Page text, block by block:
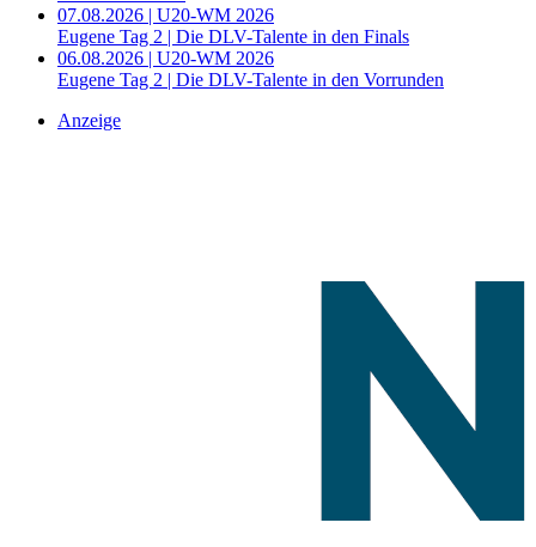
07.08.2026 | U20-WM 2026
Eugene Tag 2 | Die DLV-Talente in den Finals
06.08.2026 | U20-WM 2026
Eugene Tag 2 | Die DLV-Talente in den Vorrunden
Anzeige